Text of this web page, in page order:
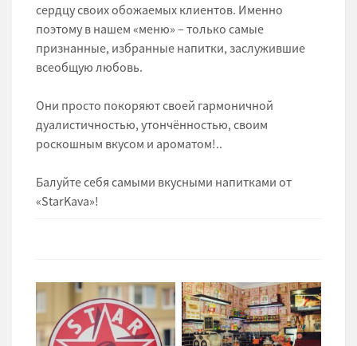
сердцу своих обожаемых клиентов. Именно
поэтому в нашем «меню» – только самые
признанные, избранные напитки, заслужившие
всеобщую любовь.
Они просто покоряют своей гармоничной
дуалистичностью, утончённостью, своим
роскошным вкусом и ароматом!..
Балуйте себя самыми вкусными напитками от
«StarKava»!